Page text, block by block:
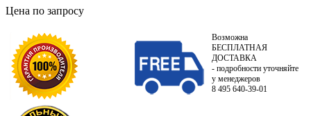
Цена по запросу
Возможна
БЕСПЛАТНАЯ
ДОСТАВКА
- подробности уточняйте
у менеджеров
8 495 640-39-01